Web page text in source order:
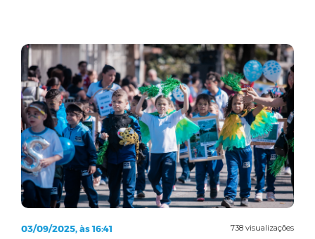
738 visualizações
03/09/2025, às 16:41